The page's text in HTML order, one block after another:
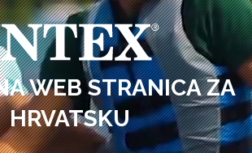
WEB STRANICA ZA
HRVATSKU